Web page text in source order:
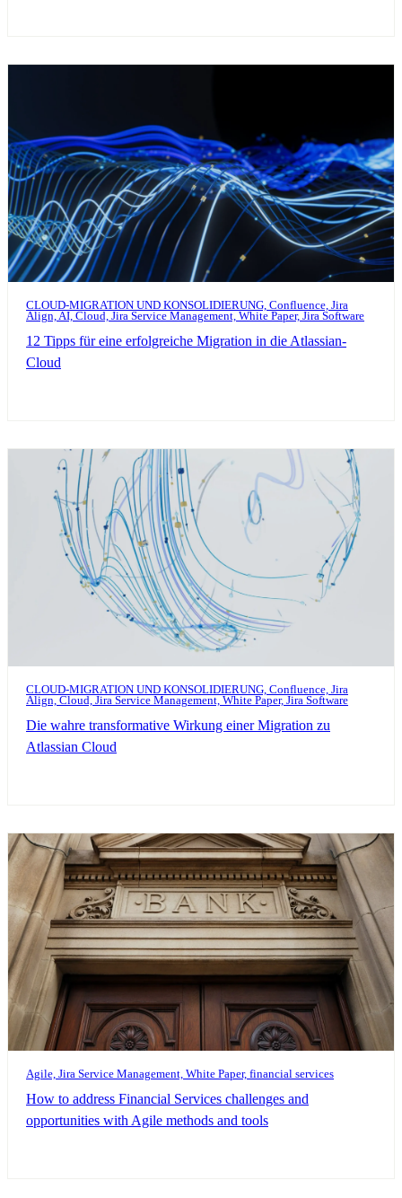
CLOUD-MIGRATION UND KONSOLIDIERUNG, Confluence, Jira
Align, AI, Cloud, Jira Service Management, White Paper, Jira Software
12 Tipps für eine erfolgreiche Migration in die Atlassian-
Cloud
CLOUD-MIGRATION UND KONSOLIDIERUNG, Confluence, Jira
Align, Cloud, Jira Service Management, White Paper, Jira Software
Die wahre transformative Wirkung einer Migration zu
Atlassian Cloud
Agile, Jira Service Management, White Paper, financial services
How to address Financial Services challenges and
opportunities with Agile methods and tools